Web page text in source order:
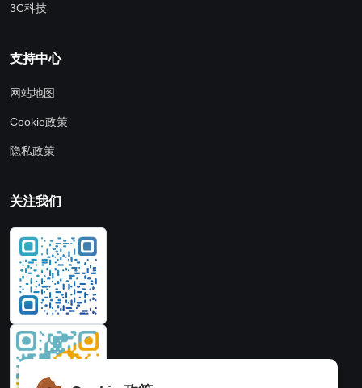
3C科技
支持中心
网站地图
Cookie政策
隐私政策
关注我们